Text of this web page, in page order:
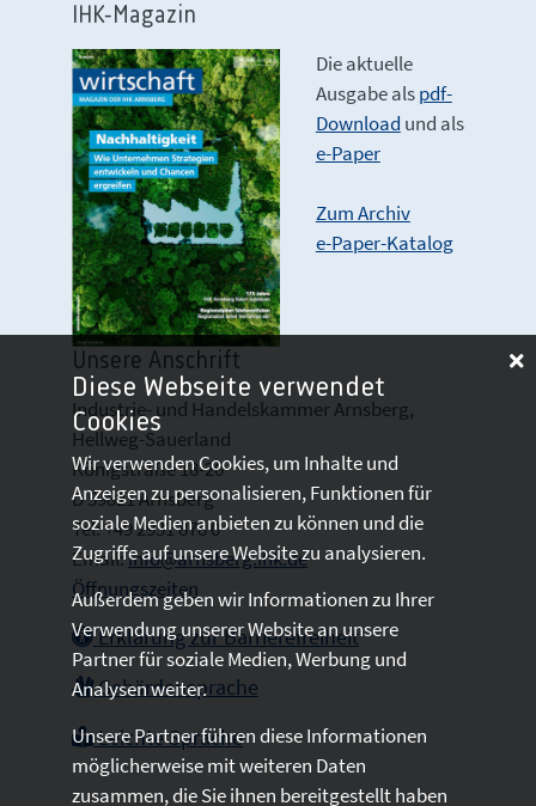
IHK-Magazin
Die aktuelle
Ausgabe alspdf-
Download und als
e-Paper
Zum Archiv
e-Paper-Katalog
Unsere Anschrift
Industrie- und Handelskammer Arnsberg,
Hellweg-Sauerland
Königstraße 18-20
D 59821 Arnsberg
Tel: +49 2931 878 0
Email:info@arnsberg.ihk.de
Öffnungszeiten
Erklärung zur Barrierefreiheit
Gebärdensprache
Leichte Sprache
Diese Webseite verwendet
Cookies
Wir verwenden Cookies, um Inhalte und
Anzeigen zu personalisieren, Funktionen für
soziale Medien anbieten zu können und die
Zugriffe auf unsere Website zu analysieren.
Außerdem geben wir Informationen zu Ihrer
Verwendung unserer Website an unsere
Partner für soziale Medien, Werbung und
Analysen weiter.
Unsere Partner führen diese Informationen
möglicherweise mit weiteren Daten
zusammen, die Sie ihnen bereitgestellt haben